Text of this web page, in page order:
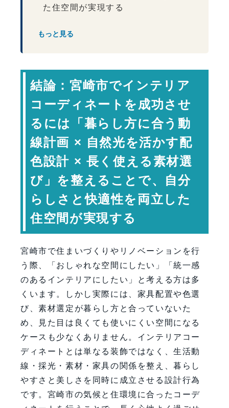
た住空間が実現する
係
暮らし方からインテリアを考える
自然光を活かす色と素材の選び方
家具配置で決まる空間の使いやすさ
統一感を生むコーディネートルール
インテリア構成要素と役割
長く使える素材と家具選び
専門家コメント
まとめ：宮崎市で“自分らしい空間”を
つくる
FAQ（よくある質問）
もっと見る
結論：宮崎市でインテリア
コーディネートを成功させ
るには「暮らし方に合う動
線計画 × 自然光を活かす配
色設計 × 長く使える素材選
び」を整えることで、自分
らしさと快適性を両立した
住空間が実現する
宮崎市で住まいづくりやリノベーションを行
う際、「おしゃれな空間にしたい」「統一感
のあるインテリアにしたい」と考える方は多
くいます。しかし実際には、家具配置や色選
び、素材選定が暮らし方と合っていないた
め、見た目は良くても使いにくい空間になる
ケースも少なくありません。インテリアコー
ディネートとは単なる装飾ではなく、生活動
線・採光・素材・家具の関係を整え、暮らし
やすさと美しさを同時に成立させる設計行為
です。宮崎市の気候と住環境に合ったコーデ